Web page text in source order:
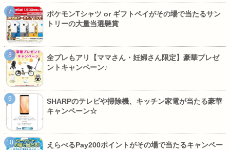
ポケモンTシャツ or ギフトペイがその場で当たるサン
トリーの大量当選懸賞
全プレもアリ【ママさん・妊婦さん限定】豪華プレゼ
ントキャンペーン♪
SHARPのテレビや掃除機、キッチン家電が当たる豪華
キャンペーン☆
えらべるPay200ポイントがその場で当たるキャンペー